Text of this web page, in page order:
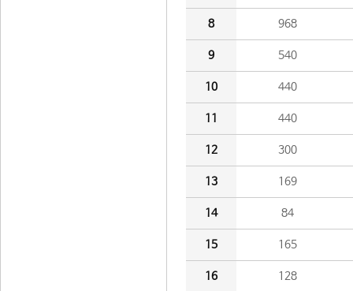
8 968
9 540
10 440
11 440
12 300
13 169
14 84
15 165
16 128